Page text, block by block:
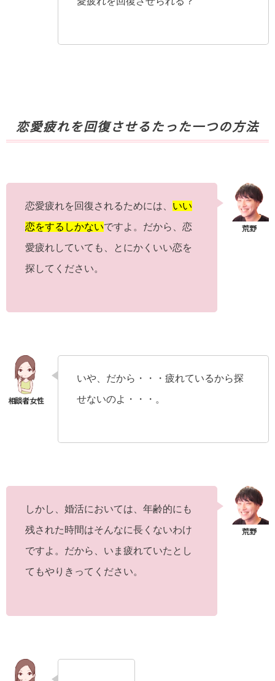
恋愛疲れを回復させるたった一つの方法
恋愛疲れを回復されるためには、 いい
恋をするしかないですよ。だから、恋
愛疲れしていても、とにかくいい恋を
探してください。
いや、だから・・・疲れているから探
せないのよ・・・。
しかし、婚活においては、年齢的にも
残された時間はそんなに長くないわけ
ですよ。だから、いま疲れていたとし
てもやりきってください。